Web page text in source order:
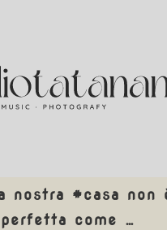
nostra #casa non
perfetta come …